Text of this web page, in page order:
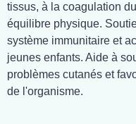
tissus, à la coagulation
équilibre physique.
système immunitaire et
jeunes enfants. Aide à
problèmes cutanés et
de l'organisme.